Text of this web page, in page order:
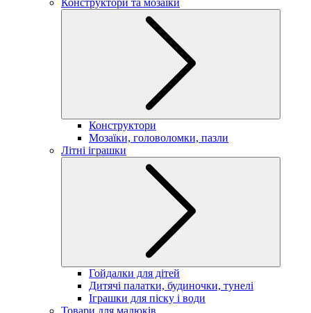
Конструктори та мозаїки
Конструктори
Мозаїки, головоломки, пазли
Літні іграшки
Гойдалки для дітей
Дитячі палатки, будиночки, тунелі
Іграшки для піску і води
Товари для малюків